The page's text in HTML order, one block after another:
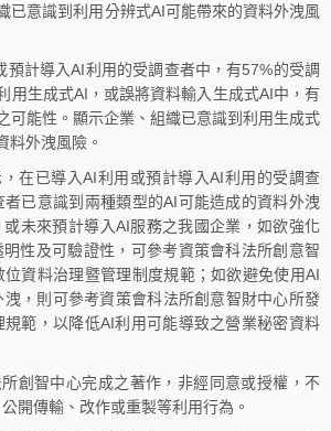
已意識到利用分辨式AI可能帶來的資料外洩風
預計導入AI利用的受調查者中，有57%的受調
用生成式AI，或誤將資料輸入生成式AI中，有
可能性。顯示企業、組織已意識到利用生成式
料外洩風險。
在已導入AI利用或預計導入AI利用的受調查
已意識到兩種類型的AI可能造成的資料外洩
未來預計導入AI服務之我國企業，如欲強化
性及可驗證性，可參考資策會科法所創意智
資料治理暨管理制度規範；如欲避免使用AI
洩，則可參考資策會科法所創意智財中心所發
範，以降低AI利用可能導致之營業秘密資料
創智中心完成之著作，非經同意或授權，不
開傳輸、改作或重製等利用行為。